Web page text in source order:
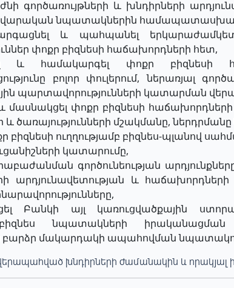
գործառույթների և խնդիրների
նպատակներին
և պահպանել
փոքր բիզնեսի հաճախորդների հետ,
և համակարգել փոքր բիզնեսի
բոլոր փուլերում, ներառյալ
պարտավորությունների կատարման
մասնակցել փոքր բիզնեսի
և ծառայությունների մշակմանը,
բիզնեսի ուղղությամբ բիզնես-պլանով
կատարումը,
գործունեության
արդյունավետության և
Բանկի այլ կառուցվածքային
նպատակների
մակարդակի ապահովման
խնդիրների ժամանակին և որակյալ